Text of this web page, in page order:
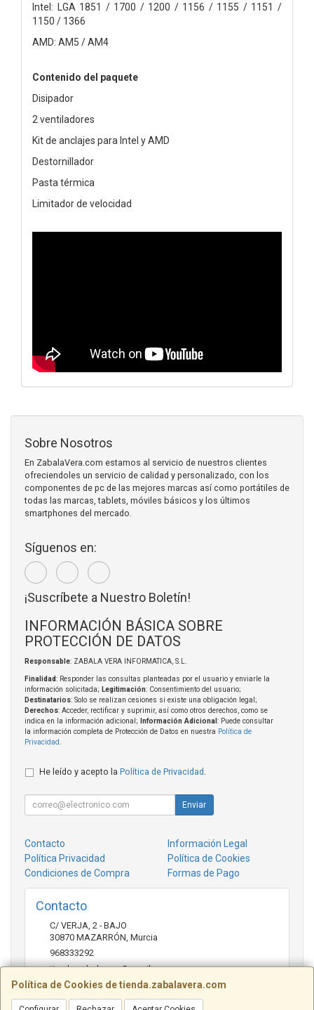
Intel: LGA 1851 / 1700 / 1200 / 1156 / 1155 / 1151 /
1150 / 1366
AMD: AM5 / AM4
Contenido del paquete
Disipador
2 ventiladores
Kit de anclajes para Intel y AMD
Destornillador
Pasta térmica
Limitador de velocidad
Política de Cookies de tienda.zabalavera.com
Sobre Nosotros
En ZabalaVera.com estamos al servicio de nuestros clientes
ofreciendoles un servicio de calidad y personalizado, con los
componentes de pc de las mejores marcas así como portátiles de
todas las marcas, tablets, móviles básicos y los últimos
smartphones del mercado.
Síguenos en:
¡Suscríbete a Nuestro Boletín!
INFORMACIÓN BÁSICA SOBRE
PROTECCIÓN DE DATOS
Responsable: ZABALA VERA INFORMATICA, S.L.
Finalidad: Responder las consultas planteadas por el usuario y enviarle la
información solicitada; Legitimación: Consentimiento del usuario;
Destinatarios: Solo se realizan cesiones si existe una obligación legal;
Derechos: Acceder, rectificar y suprimir, así como otros derechos, como se
indica en la información adicional;
Información Adicional : Puede consultar
la información completa de Protección de Datos en nuestra Política de
Privacidad
He leído y acepto la Política de Privacidad
Enviar
Contacto
Información Legal
Política Privacidad
Política de Cookies
Condiciones de Compra
Formas de Pago
Contacto
C/ VERJA, 2 - BAJO
30870 MAZARRÓN Murcia
968333292
tienda.zabalavera@gmail.com